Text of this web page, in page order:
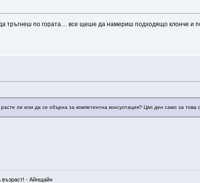
тръгнеш по гората… все щеше да намериш подходящо клонче и
ли или да се обърна за компетентна консултация? Цял ден само за това
възраст! - Айнщайн